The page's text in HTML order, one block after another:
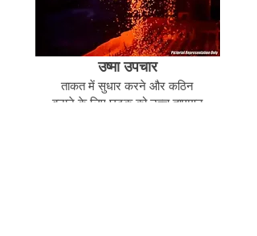
उष्मा उपचार
ताकत में सुधार करने और कठिन
बनाने के लिए घटक को उच्च तापमान